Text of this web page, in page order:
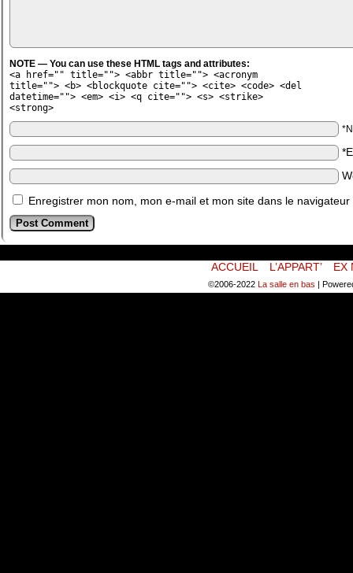
NOTE — You can use these HTML tags and attributes:
<a href="" title=""> <abbr title=""> <acronym
title=""> <b> <blockquote cite=""> <cite> <code> <del
datetime=""> <em> <i> <q cite=""> <s> <strike>
<strong>
Enregistrer mon nom, mon e-mail et mon site dans le
ACCUEIL L’APPART’ EX
©2006-2022 La salle en bas |